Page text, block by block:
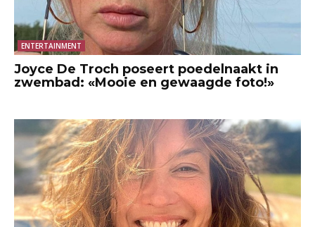
ENTERTAINMENT
Joyce De Troch poseert poedelnaakt in
zwembad: «Mooie en gewaagde foto!»